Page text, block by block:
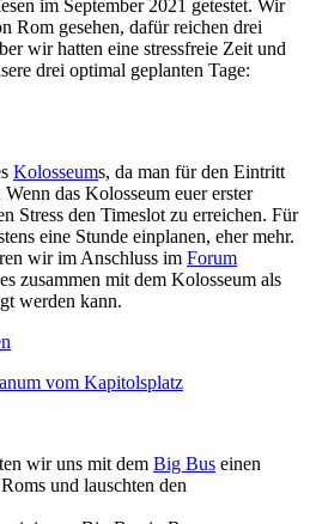
im September 2021 getestet. Wir
Rom gesehen, dafür reichen drei
wir hatten eine stressfreie Zeit und
drei optimal geplanten Tage:
Kolosseums, da man für den Eintritt
das Kolosseum euer erster
Stress den Timeslot zu erreichen. Für
eine Stunde einplanen, eher mehr.
wir im Anschluss im Forum
zusammen mit dem Kolosseum als
werden kann.
wir uns mit dem Big Bus einen
und lauschten den